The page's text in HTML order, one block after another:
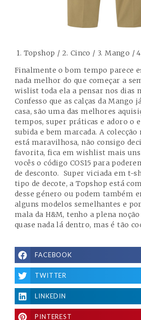
1. Topshop / 2. Cinco / 3. Mango /
Finalmente o bom tempo parece
nada melhor do que começar a
wislist toda ela a pensar nos dias
Confesso que as calças da Mango
casa, são uma das melhores
tempos, super práticas e adoro o
subida e bem marcada. A colecção
está maravilhosa, não consigo
favorita, fica em wishlist mais
vocês o código COS15 para
de desconto. Super viciada em t-
tipo de decote, a Topshop está
desse género ou podem também
alguns modelos semelhantes e
mala da H&M, tenho a plena noção
quase nada lá dentro, mas é tão
FACEBOOK
TWITTER
LINKEDIN
PINTEREST